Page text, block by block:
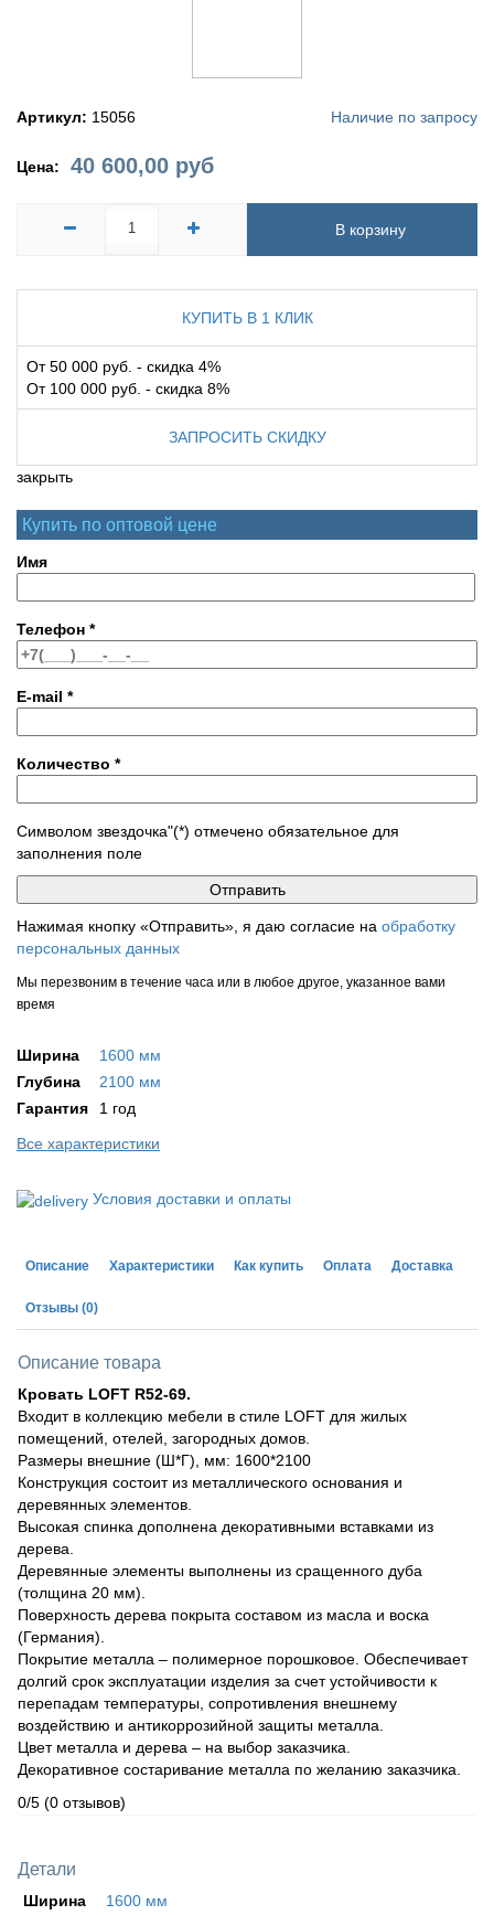
Артикул: 15056 Наличие по запросу
Цена: 40 600,00 руб
В корзину
КУПИТЬ В 1 КЛИК
От 50 000 руб. - скидка 4%
От 100 000 руб. - скидка 8%
ЗАПРОСИТЬ СКИДКУ
закрыть
Купить по оптовой цене
Имя
Телефон *
E-mail *
Количество *
Символом звездочка"(*) отмечено обязательное для
заполнения поле
Нажимая кнопку «Отправить», я даю согласие на обработку
персональных данных
Мы перезвоним в течение часа или в любое другое, указанное вами
время
Ширина
1600 мм
Глубина
2100 мм
Гарантия
1 год
Все характеристики
Условия доставки и оплаты
Описание Характеристики Как купить Оплата Доставка
Отзывы (0)
Описание товара
Кровать LOFT R52-69.
Входит в коллекцию мебели в стиле LOFT для жилых
помещений, отелей, загородных домов.
Размеры внешние (Ш*Г), мм: 1600*2100
Конструкция состоит из металлического основания и
деревянных элементов.
Высокая спинка дополнена декоративными вставками из
дерева.
Деревянные элементы выполнены из сращенного дуба
(толщина 20 мм).
Поверхность дерева покрыта составом из масла и воска
(Германия).
Покрытие металла – полимерное порошковое. Обеспечивает
долгий срок эксплуатации изделия за счет устойчивости к
перепадам температуры, сопротивления внешнему
воздействию и антикоррозийной защиты металла.
Цвет металла и дерева – на выбор заказчика.
Декоративное состаривание металла по желанию заказчика.
0/5 (0 отзывов)
Детали
Ширина
1600 мм